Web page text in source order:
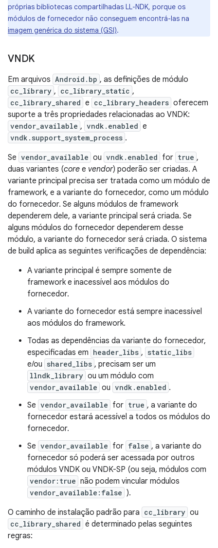
próprias bibliotecas compartilhadas LL-NDK, porque os
módulos de fornecedor não conseguem encontrá-las na
imagem genérica do sistema (GSI).
VNDK
Em arquivos Android.bp , as definições de módulo
cc_library , cc_library_static ,
cc_library_shared e cc_library_headers oferecem
suporte a três propriedades relacionadas ao VNDK:
vendor_available , vndk.enabled e
vndk.support_system_process .
Se vendor_available ou vndk.enabled for true ,
duas variantes (core e vendor) poderão ser criadas. A
variante principal precisa ser tratada como um módulo de
framework, e a variante do fornecedor, como um módulo
do fornecedor. Se alguns módulos de framework
dependerem dele, a variante principal será criada. Se
alguns módulos do fornecedor dependerem desse
módulo, a variante do fornecedor será criada. O sistema
de build aplica as seguintes verificações de dependência:
A variante principal é sempre somente de
framework e inacessível aos módulos do
fornecedor.
A variante do fornecedor está sempre inacessível
aos módulos do framework.
Todas as dependências da variante do fornecedor,
especificadas em header_libs , static_libs
e/ou shared_libs , precisam ser um
llndk_library ou um módulo com
vendor_available ou vndk.enabled .
Se vendor_available for true , a variante do
fornecedor estará acessível a todos os módulos do
fornecedor.
Se vendor_available for false , a variante do
fornecedor só poderá ser acessada por outros
módulos VNDK ou VNDK-SP (ou seja, módulos com
vendor:true não podem vincular módulos
vendor_available:false ).
O caminho de instalação padrão para cc_library ou
cc_library_shared é determinado pelas seguintes
regras: